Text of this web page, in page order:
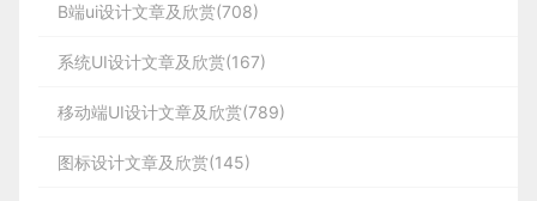
B端ui设计文章及欣赏(708)
系统UI设计文章及欣赏(167)
移动端UI设计文章及欣赏(789)
图标设计文章及欣赏(145)